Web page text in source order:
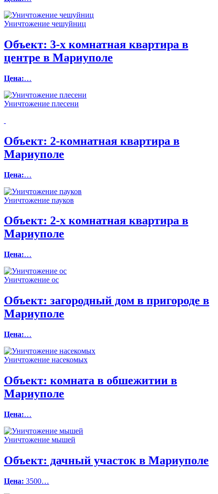
Уничтожение чешуйниц
Объект: 3-х комнатная квартира в
центре в Мариуполе
Цена:…
Уничтожение плесени
Объект: 2-комнатная квартира в
Мариуполе
Цена:…
Уничтожение пауков
Объект: 2-х комнатная квартира в
Мариуполе
Цена:…
Уничтожение ос
Объект: загородный дом в пригороде в
Мариуполе
Цена:…
Уничтожение насекомых
Объект: комната в обшежитии в
Мариуполе
Цена:…
Уничтожение мышей
Объект: дачный участок в Мариуполе
Цена: 3500…